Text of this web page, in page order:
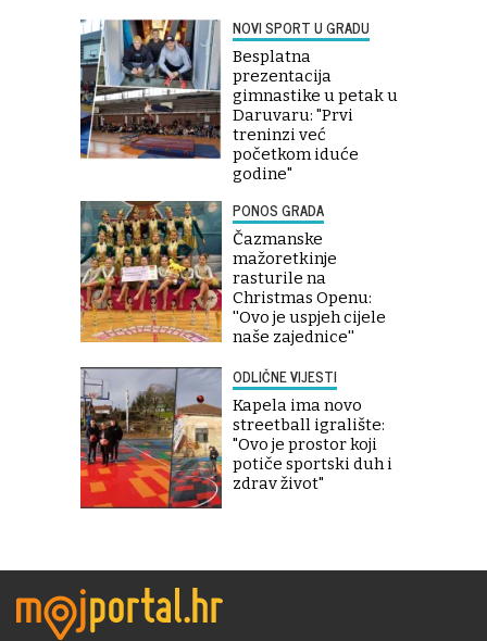
NOVI SPORT U GRADU
Besplatna
prezentacija
gimnastike u petak u
Daruvaru: "Prvi
treninzi već
početkom iduće
godine"
PONOS GRADA
Čazmanske
mažoretkinje
rasturile na
Christmas Openu:
''Ovo je uspjeh cijele
naše zajednice''
ODLIČNE VIJESTI
Kapela ima novo
streetball igralište:
"Ovo je prostor koji
potiče sportski duh i
zdrav život"